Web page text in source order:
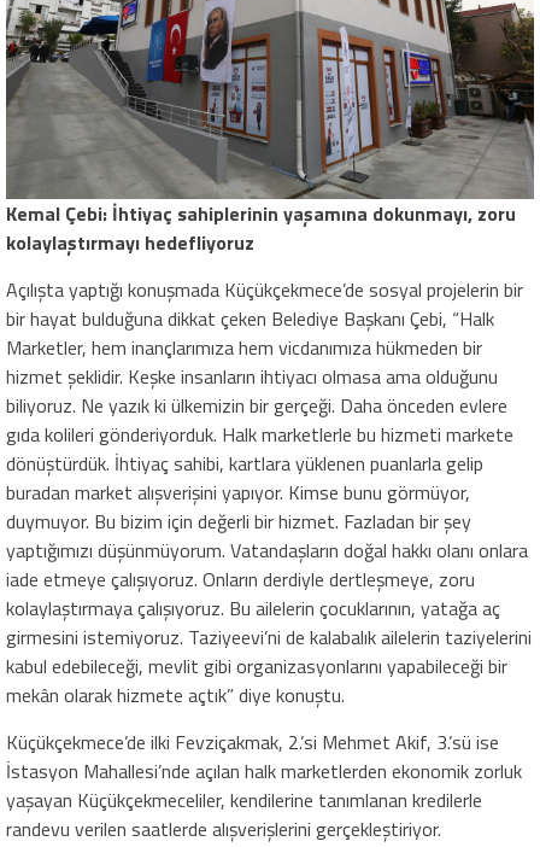
Kemal Çebi: İhtiyaç sahiplerinin yaşamına dokunmayı, zoru
kolaylaştırmayı hedefliyoruz
Açılışta yaptığı konuşmada Küçükçekmece’de sosyal projelerin bir
bir hayat bulduğuna dikkat çeken Belediye Başkanı Çebi, “Halk
Marketler, hem inançlarımıza hem vicdanımıza hükmeden bir
hizmet şeklidir. Keşke insanların ihtiyacı olmasa ama olduğunu
biliyoruz. Ne yazık ki ülkemizin bir gerçeği. Daha önceden evlere
gıda kolileri gönderiyorduk. Halk marketlerle bu hizmeti markete
dönüştürdük. İhtiyaç sahibi, kartlara yüklenen puanlarla gelip
buradan market alışverişini yapıyor. Kimse bunu görmüyor,
duymuyor. Bu bizim için değerli bir hizmet. Fazladan bir şey
yaptığımızı düşünmüyorum. Vatandaşların doğal hakkı olanı onlara
iade etmeye çalışıyoruz. Onların derdiyle dertleşmeye, zoru
kolaylaştırmaya çalışıyoruz. Bu ailelerin çocuklarının, yatağa aç
girmesini istemiyoruz. Taziyeevi’ni de kalabalık ailelerin taziyelerini
kabul edebileceği, mevlit gibi organizasyonlarını yapabileceği bir
mekân olarak hizmete açtık” diye konuştu.
Küçükçekmece’de ilki Fevziçakmak, 2.’si Mehmet Akif, 3.’sü ise
İstasyon Mahallesi’nde açılan halk marketlerden ekonomik zorluk
yaşayan Küçükçekmeceliler, kendilerine tanımlanan kredilerle
randevu verilen saatlerde alışverişlerini gerçekleştiriyor.